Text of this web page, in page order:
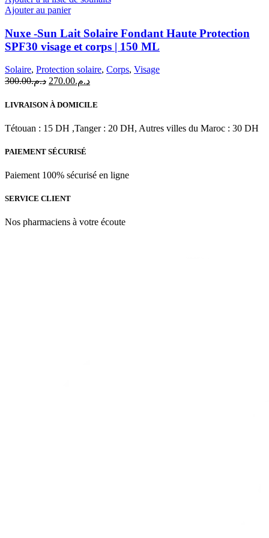
Ajouter au panier
Nuxe -Sun Lait Solaire Fondant Haute Protection
SPF30 visage et corps | 150 ML
Solaire, Protection solaire, Corps, Visage
د.م.300.00
Le
initial
د.م.270.00
Le
actuel
د.م.270.00.
LIVRAISON À DOMICILE
Tétouan : 15 DH ,Tanger : 20 DH, Autres villes du Maroc : 30 DH
PAIEMENT SÉCURISÉ
Paiement 100% sécurisé en ligne
SERVICE CLIENT
Nos pharmaciens à votre écoute